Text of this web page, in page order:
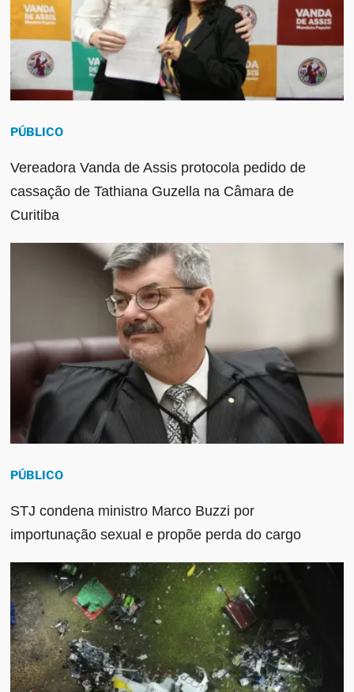
PÚBLICO
Vereadora Vanda de Assis protocola pedido de
cassação de Tathiana Guzella na Câmara de
Curitiba
PÚBLICO
STJ condena ministro Marco Buzzi por
importunação sexual e propõe perda do cargo